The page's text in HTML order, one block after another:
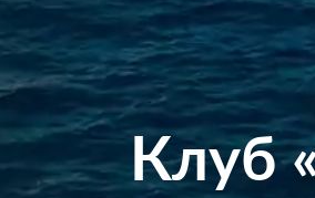
Клуб